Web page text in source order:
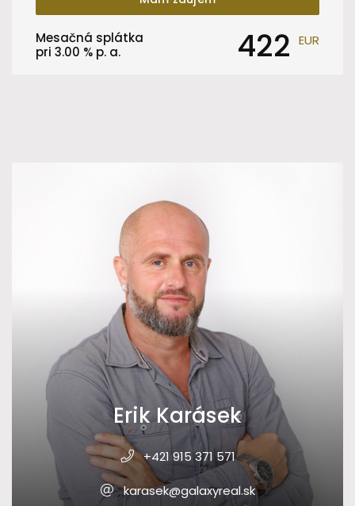
Mesačná splátka
pri 3.00 % p. a. 422 EUR
Erik Karásek
+421 915 371 571
karasek@galaxyreal.sk